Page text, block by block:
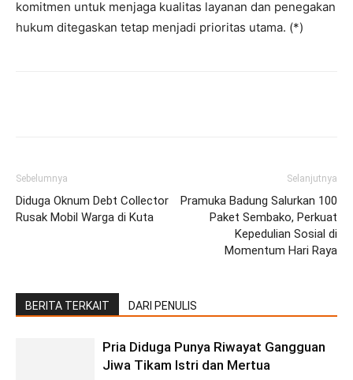
komitmen untuk menjaga kualitas layanan dan penegakan
hukum ditegaskan tetap menjadi prioritas utama. (*)
Sebelumnya
Diduga Oknum Debt Collector
Rusak Mobil Warga di Kuta
Selanjutnya
Pramuka Badung Salurkan 100
Paket Sembako, Perkuat
Kepedulian Sosial di
Momentum Hari Raya
BERITA TERKAIT DARI PENULIS
Pria Diduga Punya Riwayat Gangguan
Jiwa Tikam Istri dan Mertua